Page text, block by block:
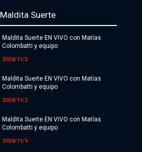
Maldita Suerte
Maldita Suerte EN VIVO con Matías
Colombatti y equipo
2024/11/3
Maldita Suerte EN VIVO con Matías
Colombatti y equipo
2024/11/2
Maldita Suerte EN VIVO con Matías
Colombatti y equipo
2024/11/1